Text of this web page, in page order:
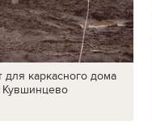
для каркасного дома